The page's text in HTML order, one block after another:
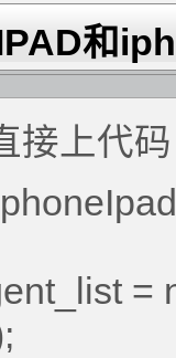
和
接上代
=